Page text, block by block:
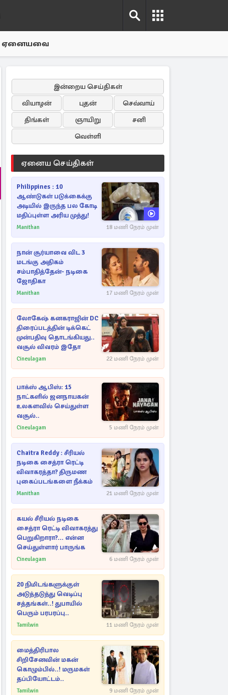
ஏனையவை
இன்றைய செய்திகள்
வியாழன்
புதன்
செவ்வாய்
திங்கள்
ஞாயிறு
சனி
வெள்ளி
ஏனைய செய்திகள்
Philippines : 10
ஆண்டுகள் படுக்கைக்கு
அடியில் இருந்த பல கோடி
மதிப்புள்ள அரிய முத்து!
Manithan 18 மணி நேரம் முன்
நான் சூர்யாவை விட 3
மடங்கு அதிகம்
சம்பாதித்தேன்- நடிகை
ஜோதிகா
Manithan 17 மணி நேரம் முன்
லோகேஷ் கனகராஜின் DC
திரைப்படத்தின் டிக்கெட்
முன்பதிவு தொடங்கியது..
வசூல் விவரம் இதோ
Cineulagam 22 மணி நேரம் முன்
பாக்ஸ் ஆபிஸ்: 15
நாட்களில் ஜனநாயகன்
உலகளவில் செய்துள்ள
வசூல்..
Cineulagam 5 மணி நேரம் முன்
Chaitra Reddy : சீரியல்
நடிகை சைத்ரா ரெட்டி
விவாகரத்தா? திருமண
புகைப்படங்களை நீக்கம்
Manithan 21 மணி நேரம் முன்
கயல் சீரியல் நடிகை
சைத்ரா ரெட்டி விவாகரத்து
பெறுகிறாரா?... என்ன
செய்துள்ளார் பாருங்க
Cineulagam 6 மணி நேரம் முன்
20 நிமிடங்களுக்குள்
அடுத்தடுத்து வெடிப்பு
சத்தங்கள்..! துபாயில்
பெரும் பரபரப்பு..
Tamilwin 11 மணி நேரம் முன்
மைத்திரிபால
சிறிசேனவின் மகன்
கொழும்பில்..! மருமகள்
தப்பியோட்டம்..
Tamilwin 9 மணி நேரம் முன்